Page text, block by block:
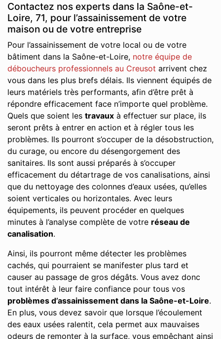
Contactez nos experts dans la Saône-et-
Loire, 71, pour l’assainissement de votre
maison ou de votre entreprise
Pour l’assainissement de votre local ou de votre
bâtiment dans la Saône-et-Loire, notre équipe de
déboucheurs professionnels au Creusot arrivent chez
vous dans les plus brefs délais. Ils viennent équipés de
leurs matériels très performants, afin d’être prêt à
répondre efficacement face n’importe quel problème.
Quels que soient les travaux à effectuer sur place, ils
seront prêts à entrer en action et à régler tous les
problèmes. Ils pourront s’occuper de la désobstruction,
du curage, ou encore du désengorgement des
sanitaires. Ils sont aussi préparés à s’occuper
efficacement du détartrage de vos canalisations, ainsi
que du nettoyage des colonnes d’eaux usées, qu’elles
soient verticales ou horizontales. Avec leurs
équipements, ils peuvent procéder en quelques
minutes à l’analyse complète de votre réseau de
canalisation.
Ainsi, ils pourront même détecter les problèmes
cachés, qui pourraient se manifester plus tard et
causer au passage de gros dégâts. Vous avez donc
tout intérêt à leur faire confiance pour tous vos
problèmes d’assainissement dans la Saône-et-Loire.
En plus, vous devez savoir que lorsque l’écoulement
des eaux usées ralentit, cela permet aux mauvaises
odeurs de remonter à la surface, vous empêchant ainsi